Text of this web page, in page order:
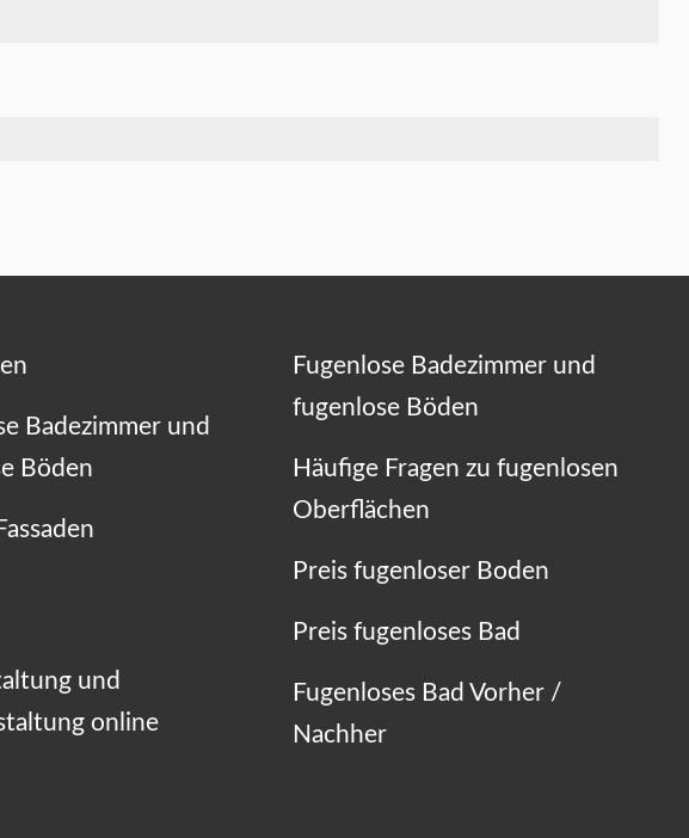
Badezimmer und
Böden
und
online
Fugenlose Badezimmer und
fugenlose Böden
Häufige Fragen zu fugenlosen
Oberflächen
Preis fugenloser Boden
Preis fugenloses Bad
Fugenloses Bad Vorher /
Nachher